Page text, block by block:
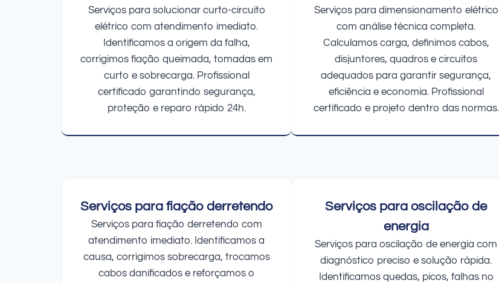
Serviços para solucionar curto-circuito
elétrico com atendimento imediato.
Identificamos a origem da falha,
corrigimos fiação queimada, tomadas em
curto e sobrecarga. Profissional
certificado garantindo segurança,
proteção e reparo rápido 24h.
Serviços para dimensionamento elétrico
com análise técnica completa.
Calculamos carga, definimos cabos,
disjuntores, quadros e circuitos
adequados para garantir segurança,
eficiência e economia. Profissional
certificado e projeto dentro das normas.
Serviços para fiação derretendo
Serviços para fiação derretendo com
atendimento imediato. Identificamos a
causa, corrigimos sobrecarga, trocamos
cabos danificados e reforçamos o
Serviços para oscilação de
energia
Serviços para oscilação de energia com
diagnóstico preciso e solução rápida.
Identificamos quedas, picos, falhas no